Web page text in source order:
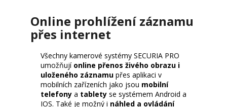
Online prohlížení záznamu
přes internet
Všechny kamerové systémy SECURIA PRO
umožňují online přenos živého obrazu i
uloženého záznamu přes aplikaci v
mobilních zařízeních jako jsou mobilní
telefony a tablety se systémem Android a
IOS. Také je možný i náhled a ovládání